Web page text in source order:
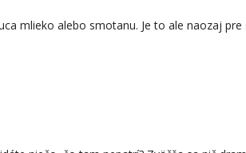
mlieko alebo smotanu. Je to ale naozaj